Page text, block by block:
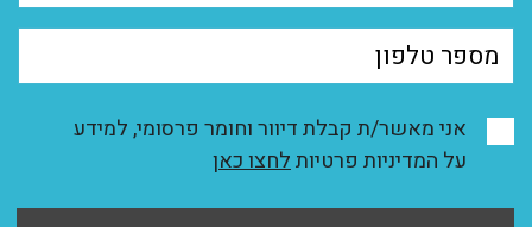
אני מאשר/ת קבלת דיוור וחומר פרסומי, למידע
על המדיניות פרטיותלחצו כאן